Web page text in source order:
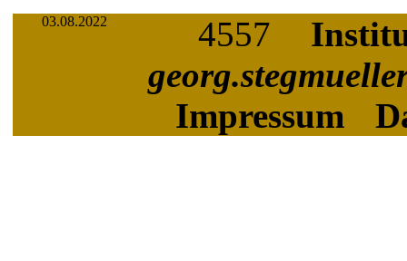
03.08.2022 4557
Impressum